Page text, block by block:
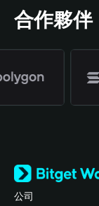
合作夥伴
公司